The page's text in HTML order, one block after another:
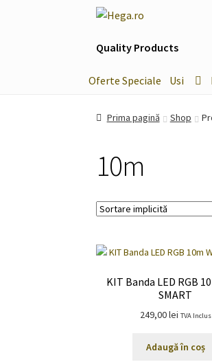
Sari
navigare
Sari
conținut
Quality Products
Oferte Speciale Usi
Prima pagină Shop
10m
KIT Banda LED RGB
SMART
249,00lei TVA Inclus
Adaugă în coș